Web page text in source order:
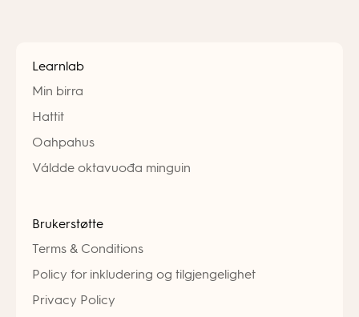
Learnlab
Min birra
Hattit
Oahpahus
Váldde oktavuođa minguin
Brukerstøtte
Terms & Conditions
Policy for inkludering og tilgjengelighet
Privacy Policy